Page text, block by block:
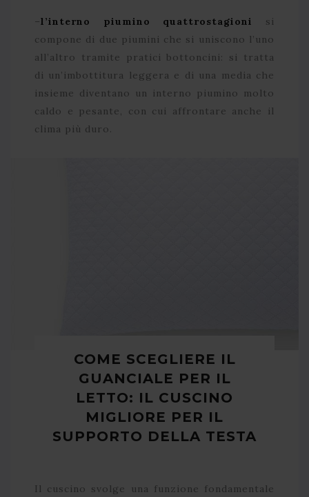
–l’interno piumino quattrostagioni
si
compone di due piumini che si uniscono l’uno
all’altro tramite pratici bottoncini: si tratta
di un’imbottitura leggera e di una media che
insieme diventano un interno piumino molto
caldo e pesante, con cui affrontare anche il
clima più duro.
COME SCEGLIERE IL
GUANCIALE PER IL
LETTO: IL CUSCINO
MIGLIORE PER IL
SUPPORTO DELLA TESTA
Il cuscino svolge una funzione fondamentale